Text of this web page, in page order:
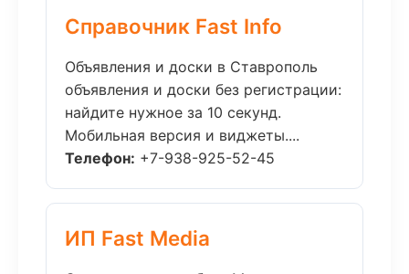
Справочник Fast Info
Объявления и доски в Ставрополь
объявления и доски без регистрации:
найдите нужное за 10 секунд.
Мобильная версия и виджеты....
Телефон: +7-938-925-52-45
ИП Fast Media